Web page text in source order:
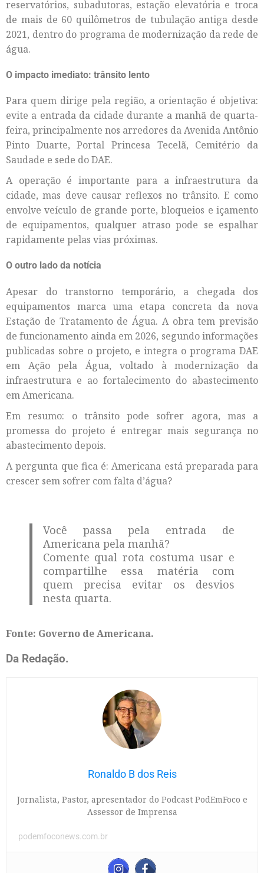
reservatórios, subadutoras, estação elevatória e troca
de mais de 60 quilômetros de tubulação antiga desde
2021, dentro do programa de modernização da rede de
água.
O impacto imediato: trânsito lento
Para quem dirige pela região, a orientação é objetiva:
evite a entrada da cidade durante a manhã de quarta-
feira, principalmente nos arredores da Avenida Antônio
Pinto Duarte, Portal Princesa Tecelã, Cemitério da
Saudade e sede do DAE.
A operação é importante para a infraestrutura da
cidade, mas deve causar reflexos no trânsito. E como
envolve veículo de grande porte, bloqueios e içamento
de equipamentos, qualquer atraso pode se espalhar
rapidamente pelas vias próximas.
O outro lado da notícia
Apesar do transtorno temporário, a chegada dos
equipamentos marca uma etapa concreta da nova
Estação de Tratamento de Água. A obra tem previsão
de funcionamento ainda em 2026, segundo informações
publicadas sobre o projeto, e integra o programa DAE
em Ação pela Água, voltado à modernização da
infraestrutura e ao fortalecimento do abastecimento
em Americana.
Em resumo: o trânsito pode sofrer agora, mas a
promessa do projeto é entregar mais segurança no
abastecimento depois.
A pergunta que fica é: Americana está preparada para
crescer sem sofrer com falta d’água?
Você passa pela entrada de
Americana pela manhã?
Comente qual rota costuma usar e
compartilhe essa matéria com
quem precisa evitar os desvios
nesta quarta.
Fonte: Governo de Americana.
Da Redação.
Ronaldo B dos Reis
Jornalista, Pastor, apresentador do Podcast PodEmFoco e
Assessor de Imprensa
podemfoconews.com.br